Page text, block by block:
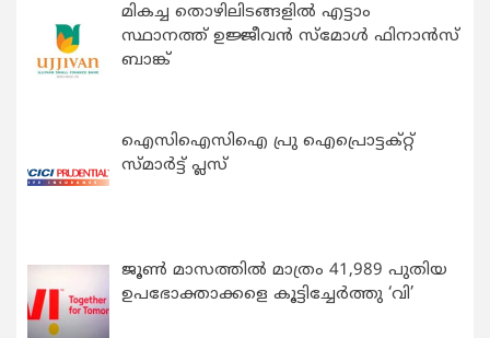
മികച്ച തൊഴിലിടങ്ങളിൽ എട്ടാം
സ്ഥാനത്ത് ഉജ്ജീവൻ സ്മോൾ ഫിനാൻസ്
ബാങ്ക്
ഐസിഐസിഐ പ്രു ഐപ്രൊട്ടക്റ്റ്
സ്മാർട്ട് പ്ലസ്
ജൂൺ മാസത്തിൽ മാത്രം 41,989 പുതിയ
ഉപഭോക്താക്കളെ കൂട്ടിച്ചേർത്തു ‘വി’